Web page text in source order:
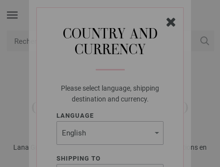
COUNTRY AND
CURRENCY
Please select language, shipping
destination and currency.
LANGUAGE
SHIPPING TO
LANA GROSSA
GILET COOL MERINO
Lana Grossa KIDS No. 14 - Magazine allemand + explications en
français | Modèle 15